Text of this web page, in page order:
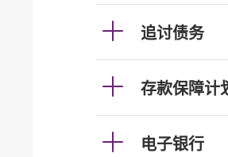
追讨债务
存款保障计
电子银行